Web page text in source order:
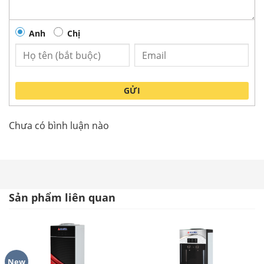
Thông số kỹ thuật Máy nước uống nóng
lạnh
Anh Chị
GỬI
Chưa có bình luận nào
Sản phẩm liên quan
New